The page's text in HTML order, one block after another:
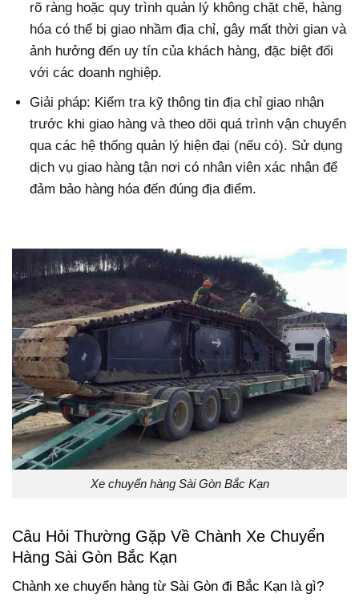
rõ ràng hoặc quy trình quản lý không chặt chẽ, hàng
hóa có thể bị giao nhầm địa chỉ, gây mất thời gian và
ảnh hưởng đến uy tín của khách hàng, đặc biệt đối
với các doanh nghiệp.
Giải pháp: Kiểm tra kỹ thông tin địa chỉ giao nhận
trước khi giao hàng và theo dõi quá trình vận chuyển
qua các hệ thống quản lý hiện đại (nếu có). Sử dụng
dịch vụ giao hàng tận nơi có nhân viên xác nhận để
đảm bảo hàng hóa đến đúng địa điểm.
Xe chuyển hàng Sài Gòn Bắc Kạn
Câu Hỏi Thường Gặp Về Chành Xe Chuyển
Hàng Sài Gòn Bắc Kạn
Chành xe chuyển hàng từ Sài Gòn đi Bắc Kạn là gì?